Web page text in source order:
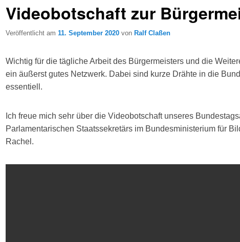
Videobotschaft zur
Veröffentlicht am 11. September 2020 von Ralf Claßen
Wichtig für die tägliche Arbeit des Bürgermeisters und die
ein äußerst gutes Netzwerk. Dabei sind kurze Drähte in die
essentiell.
Ich freue mich sehr über die Videobotschaft unseres
Parlamentarischen Staatssekretärs im Bundesministerium für
Rachel.